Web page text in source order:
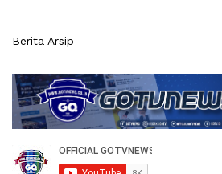
Berita Arsip